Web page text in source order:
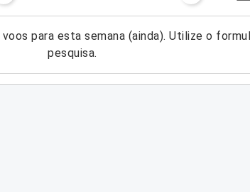
para esta semana (ainda). Utilize o
pesquisa.